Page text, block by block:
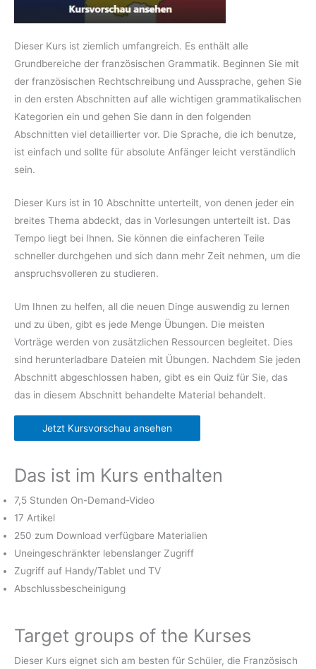
Dieser Kurs ist ziemlich umfangreich. Es enthält alle
Grundbereiche der französischen Grammatik. Beginnen Sie mit
der französischen Rechtschreibung und Aussprache, gehen Sie
in den ersten Abschnitten auf alle wichtigen grammatikalischen
Kategorien ein und gehen Sie dann in den folgenden
Abschnitten viel detaillierter vor. Die Sprache, die ich benutze,
ist einfach und sollte für absolute Anfänger leicht verständlich
sein.
Dieser Kurs ist in 10 Abschnitte unterteilt, von denen jeder ein
breites Thema abdeckt, das in Vorlesungen unterteilt ist. Das
Tempo liegt bei Ihnen. Sie können die einfacheren Teile
schneller durchgehen und sich dann mehr Zeit nehmen, um die
anspruchsvolleren zu studieren.
Um Ihnen zu helfen, all die neuen Dinge auswendig zu lernen
und zu üben, gibt es jede Menge Übungen. Die meisten
Vorträge werden von zusätzlichen Ressourcen begleitet. Dies
sind herunterladbare Dateien mit Übungen. Nachdem Sie jeden
Abschnitt abgeschlossen haben, gibt es ein Quiz für Sie, das
das in diesem Abschnitt behandelte Material behandelt.
Jetzt Kursvorschau ansehen
Das ist im Kurs enthalten
7,5 Stunden On-Demand-Video
17 Artikel
250 zum Download verfügbare Materialien
Uneingeschränkter lebenslanger Zugriff
Zugriff auf Handy/Tablet und TV
Abschlussbescheinigung
Target groups of the Kurses
Dieser Kurs eignet sich am besten für Schüler, die Französisch